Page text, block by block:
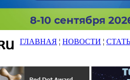
ГЛАВНАЯ ¦ НОВОСТИ ¦